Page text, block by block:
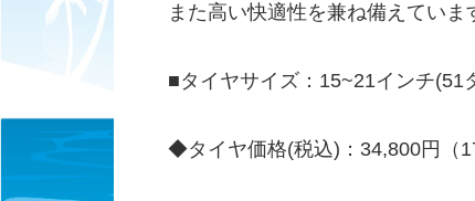
また高い快適性を兼ね備えていま
■タイヤサイズ：15~21インチ(51
◆タイヤ価格(税込)：34,800円（